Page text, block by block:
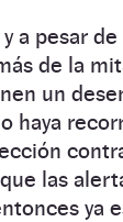
a pesar
de la
un
haya
las
ya